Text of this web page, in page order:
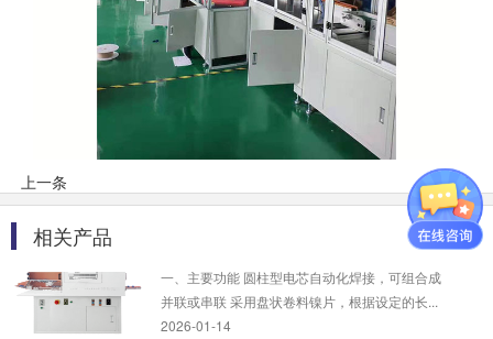
上一条 下一条
更多
相关产品
用于检 测动力电池保护板的各项功能指标是否在
参 ...
2025-09-19
BT-850B-XZ-10000A 晶体管(7轴)...
一、主要功能 圆柱型电芯的组合式双面自动化焊
接 二、产品特点 自动化焊接，焊点均匀，一致...
一、主要功能 圆柱型电芯自动化焊接，可组合成
并联或串联 采用盘状卷料镍片，根据设定的长...
2026-01-14